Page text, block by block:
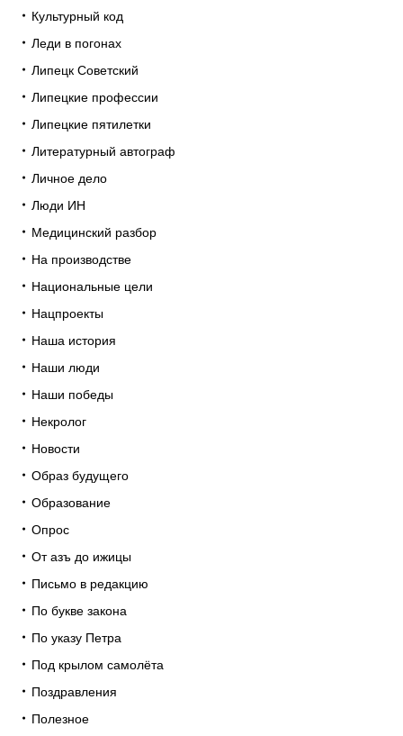
Культурный код
Леди в погонах
Липецк Советский
Липецкие профессии
Липецкие пятилетки
Литературный автограф
Личное дело
Люди ИН
Медицинский разбор
На производстве
Национальные цели
Нацпроекты
Наша история
Наши люди
Наши победы
Некролог
Новости
Образ будущего
Образование
Опрос
От азъ до ижицы
Письмо в редакцию
По букве закона
По указу Петра
Под крылом самолёта
Поздравления
Полезное